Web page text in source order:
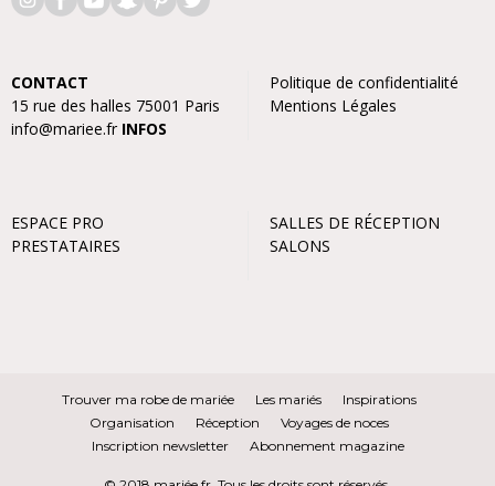
CONTACT
15 rue des halles 75001 Paris
info@mariee.fr INFOS
Politique de confidentialité
Mentions Légales
ESPACE PRO
PRESTATAIRES
SALLES DE RÉCEPTION
SALONS
Trouver ma robe de mariée Les mariés
Inspirations
Organisation
Réception
Voyages de noces
Inscription newsletter
Abonnement magazine